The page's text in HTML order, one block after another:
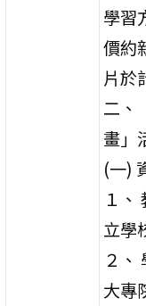
學習
價約
片於
二、
畫」
(一)
１、
立學
２、
大專